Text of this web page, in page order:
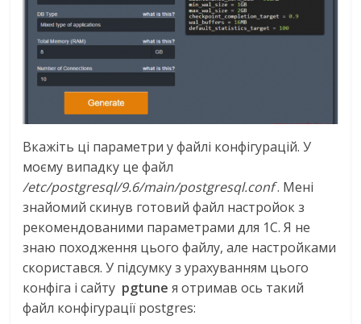
Вкажіть ці параметри у файлі конфігурацій. У
моєму випадку це файл
/etc/postgresql/9.6/main/postgresql.conf. Мені
знайомий скинув готовий файл настройок з
рекомендованими параметрами для 1С. Я не
знаю походження цього файлу, але настройками
скористався. У підсумку з урахуванням цього
конфіга і сайту pgtune я отримав ось такий
файл конфігурації postgres: